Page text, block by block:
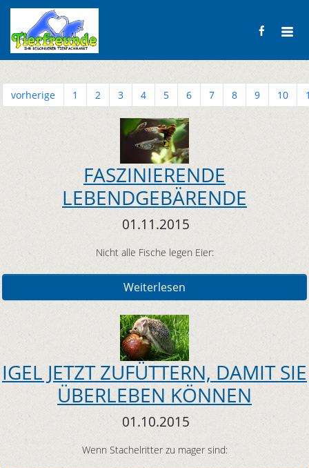
vorherige 1 2 3 4 5 6 7 8 9 10
FASZINIERENDE
LEBENDGEBÄRENDE
01.11.2015
Nicht alle Fische legen Eier:
Weiterlesen
IGEL JETZT ZUFÜTTERN, DAMIT SIE
ÜBERLEBEN KÖNNEN
01.10.2015
Wenn Stachelritter zu mager sind: